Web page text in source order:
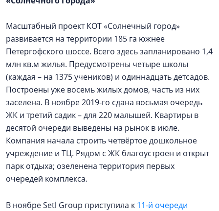
Масштабный проект КОТ «Солнечный город»
развивается на территории 185 га южнее
Петергофского шоссе. Всего здесь запланировано 1,4
млн кв.м жилья. Предусмотрены четыре школы
(каждая – на 1375 учеников) и одиннадцать детсадов.
Построены уже восемь жилых домов, часть из них
заселена. В ноябре 2019-го сдана восьмая очередь
ЖК и третий садик – для 220 малышей. Квартиры в
десятой очереди выведены на рынок в июле.
Компания начала строить четвёртое дошкольное
учреждение и ТЦ. Рядом с ЖК благоустроен и открыт
парк отдыха; озеленена территория первых
очередей комплекса.
В ноябре Setl Group приступила к 11-й очереди